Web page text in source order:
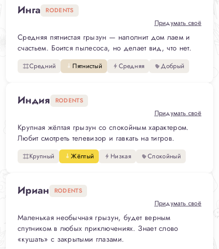
Инга RODENTS
Придумать своё
Средняя пятнистая грызун — наполнит дом лаем и
счастьем. Боится пылесоса, но делает вид, что нет.
Средний Пятнистый Средняя Добрый
Индия RODENTS
Придумать своё
Крупная жёлтая грызун со спокойным характером.
Любит смотреть телевизор и гавкать на тигров.
Крупный Жёлтый Низкая Спокойный
Ириан RODENTS
Придумать своё
Маленькая необычная грызун, будет верным
спутником в любых приключениях. Знает слово
«кушать» с закрытыми глазами.